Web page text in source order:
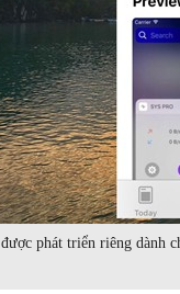
được phát triển riêng dành